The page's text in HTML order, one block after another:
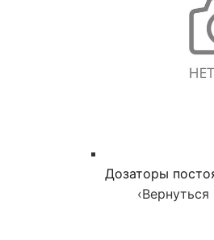
Дозаторы
‹Вернуться